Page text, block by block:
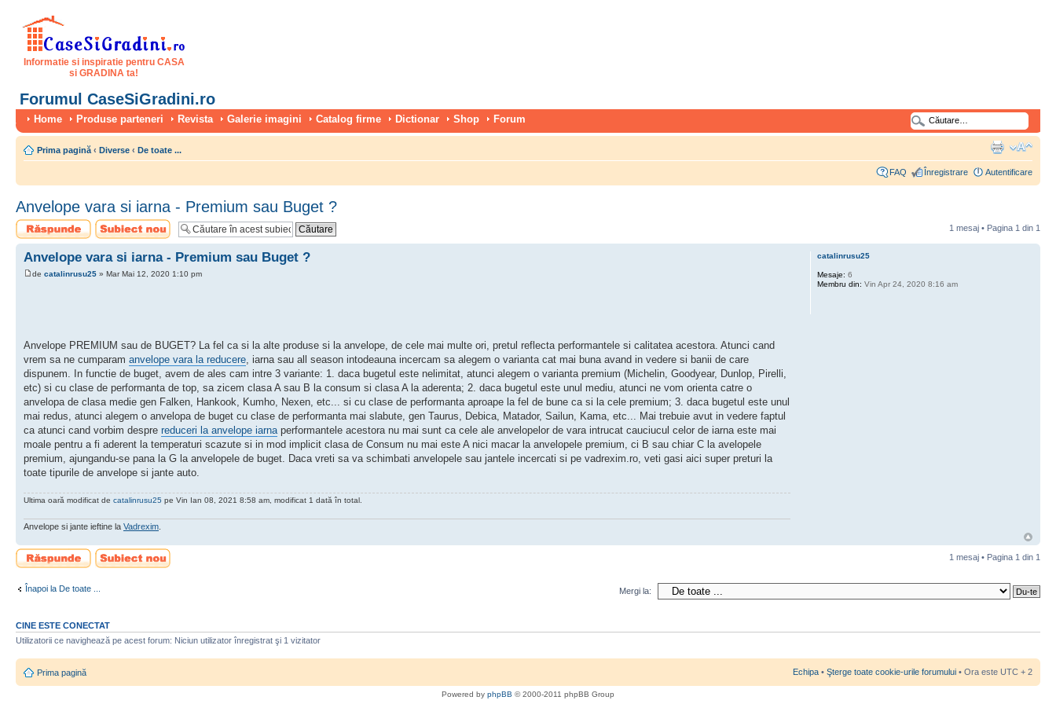
Informatie si inspiratie pentru CASA
si GRADINA ta!
Forumul CaseSiGradini.ro
Home Produse parteneri Revista Galerie imagini Catalog firme Dictionar Shop Forum
Prima pagină ‹ Diverse ‹ De toate ...
FAQ Înregistrare Autentificare
Anvelope vara si iarna - Premium sau Buget ?
Scrie un răspuns
Scrie un subiect
nou
1 mesaj • Pagina 1 din 1
Anvelope vara si iarna - Premium sau Buget ?
de catalinrusu25 » Mar Mai 12, 2020 1:10 pm
Anvelope PREMIUM sau de BUGET? La fel ca si la alte produse si la anvelope, de cele mai multe ori, pretul reflecta performantele si calitatea acestora. Atunci cand
vrem sa ne cumparam anvelope vara la reducere, iarna sau all season intodeauna incercam sa alegem o varianta cat mai buna avand in vedere si banii de care
dispunem. In functie de buget, avem de ales cam intre 3 variante: 1. daca bugetul este nelimitat, atunci alegem o varianta premium (Michelin, Goodyear, Dunlop, Pirelli,
etc) si cu clase de performanta de top, sa zicem clasa A sau B la consum si clasa A la aderenta; 2. daca bugetul este unul mediu, atunci ne vom orienta catre o
anvelopa de clasa medie gen Falken, Hankook, Kumho, Nexen, etc... si cu clase de performanta aproape la fel de bune ca si la cele premium; 3. daca bugetul este unul
mai redus, atunci alegem o anvelopa de buget cu clase de performanta mai slabute, gen Taurus, Debica, Matador, Sailun, Kama, etc... Mai trebuie avut in vedere faptul
ca atunci cand vorbim despre reduceri la anvelope iarnaperformantele acestora nu mai sunt ca cele ale anvelopelor de vara intrucat cauciucul celor de iarna este mai
moale pentru a fi aderent la temperaturi scazute si in mod implicit clasa de Consum nu mai este A nici macar la anvelopele premium, ci B sau chiar C la avelopele
premium, ajungandu-se pana la G la anvelopele de buget. Daca vreti sa va schimbati anvelopele sau jantele incercati si pe vadrexim.ro, veti gasi aici super preturi la
toate tipurile de anvelope si jante auto.
Ultima oară modificat de catalinrusu25 pe Vin Ian 08, 2021 8:58 am, modificat 1 dată în total.
Anvelope si jante ieftine la Vadrexim
catalinrusu25
Mesaje: 6
Membru din: Vin Apr 24, 2020 8:16 am
Scrie un răspuns
Scrie un subiect
nou
1 mesaj • Pagina 1 din 1
Înapoi la De toate ... Mergi la:
CINE ESTE CONECTAT
Utilizatorii ce navighează pe acest forum: Niciun utilizator înregistrat şi 1 vizitator
Prima pagină Echipa • Şterge toate cookie-urile forumului • Ora este UTC + 2
Powered by phpBB © 2000-2011 phpBB Group